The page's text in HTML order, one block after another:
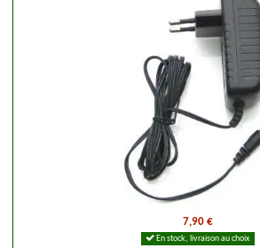
7,90 €
En stock, livraison au choix